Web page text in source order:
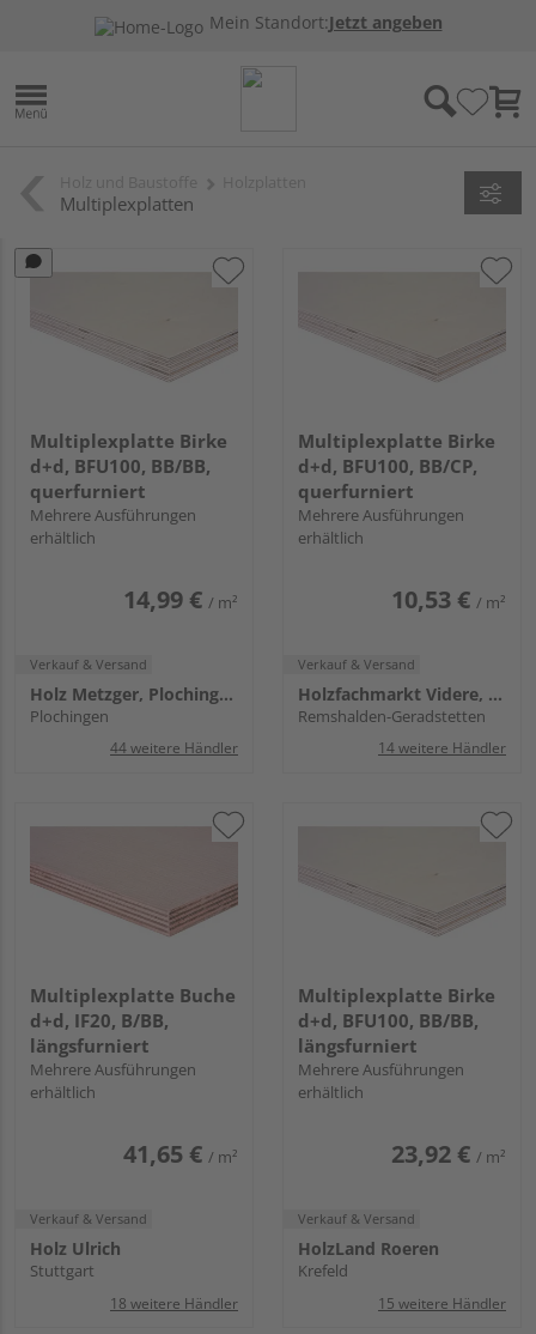
Mein Standort:Jetzt angeben
Multiplexplatten
Multiplexplatte Birke
d+d, BFU100, BB/BB,
querfurniert
Mehrere Ausführungen
erhältlich
14,99 € / m²
Verkauf & Versand
Holz Metzger, Plochingen
Plochingen
44 weitere Händler
Multiplexplatte Birke
d+d, BFU100, BB/CP,
querfurniert
Mehrere Ausführungen
erhältlich
10,53 € / m²
Verkauf & Versand
Holzfachmarkt Videre, Remshalden
Remshalden-Geradstetten
14 weitere Händler
Multiplexplatte Buche
d+d, IF20, B/BB,
längsfurniert
Mehrere Ausführungen
erhältlich
41,65 € / m²
Verkauf & Versand
Holz Ulrich
Stuttgart
18 weitere Händler
Multiplexplatte Birke
d+d, BFU100, BB/BB,
längsfurniert
Mehrere Ausführungen
erhältlich
23,92 € / m²
Verkauf & Versand
HolzLand Roeren
Krefeld
15 weitere Händler